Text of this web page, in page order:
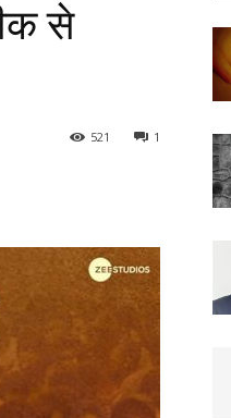
से
1
521